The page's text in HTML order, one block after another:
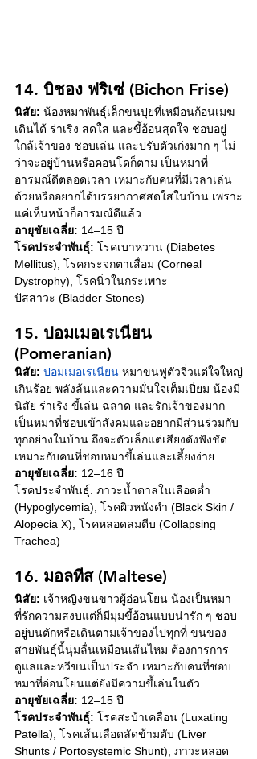
14. บิชอง ฟริเซ่ (Bichon Frise)
นิสัย: น้องหมาพันธุ์เล็กขนปุยที่เหมือนก้อนเมฆ
เดินได้ ร่าเริง สดใส และขี้อ้อนสุดใจ ชอบอยู่
ใกล้เจ้าของ ชอบเล่น และปรับตัวเก่งมาก ๆ ไม่
ว่าจะอยู่บ้านหรือคอนโดก็ตาม เป็นหมาที่
อารมณ์ดีตลอดเวลา เหมาะกับคนที่มีเวลาเล่น
ด้วยหรืออยากได้บรรยากาศสดใสในบ้าน เพราะ
แค่เห็นหน้าก็อารมณ์ดีแล้ว
อายุขัยเฉลี่ย: 14–15 ปี
โรคประจำพันธุ์: โรคเบาหวาน (Diabetes
Mellitus), โรคกระจกตาเสื่อม (Corneal
Dystrophy), โรคนิ่วในกระเพาะ
ปัสสาวะ (Bladder Stones)
15. ปอมเมอเรเนียน
(Pomeranian)
นิสัย: ปอมเมอเรเนียน หมาขนฟูตัวจิ๋วแต่ใจใหญ่
เกินร้อย พลังล้นและความมั่นใจเต็มเปี่ยม น้องมี
นิสัย ร่าเริง ขี้เล่น ฉลาด และรักเจ้าของมาก
เป็นหมาที่ชอบเข้าสังคมและอยากมีส่วนร่วมกับ
ทุกอย่างในบ้าน ถึงจะตัวเล็กแต่เสียงดังฟังชัด
เหมาะกับคนที่ชอบหมาขี้เล่นและเลี้ยงง่าย
อายุขัยเฉลี่ย: 12–16 ปี
โรคประจำพันธุ์: ภาวะน้ำตาลในเลือดต่ำ
(Hypoglycemia), โรคผิวหนังดำ (Black Skin /
Alopecia X), โรคหลอดลมตีบ (Collapsing
Trachea)
16. มอลทีส (Maltese)
นิสัย: เจ้าหญิงขนขาวผู้อ่อนโยน น้องเป็นหมา
ที่รักความสงบแต่ก็มีมุมขี้อ้อนแบบน่ารัก ๆ ชอบ
อยู่บนตักหรือเดินตามเจ้าของไปทุกที่ ขนของ
สายพันธุ์นี้นุ่มลื่นเหมือนเส้นไหม ต้องการการ
ดูแลและหวีขนเป็นประจำ เหมาะกับคนที่ชอบ
หมาที่อ่อนโยนแต่ยังมีความขี้เล่นในตัว
อายุขัยเฉลี่ย: 12–15 ปี
โรคประจำพันธุ์: โรคสะบ้าเคลื่อน (Luxating
Patella), โรคเส้นเลือดลัดข้ามตับ (Liver
Shunts / Portosystemic Shunt), ภาวะหลอด